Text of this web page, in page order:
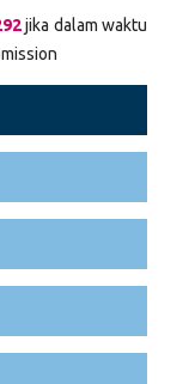
jika dalam waktu